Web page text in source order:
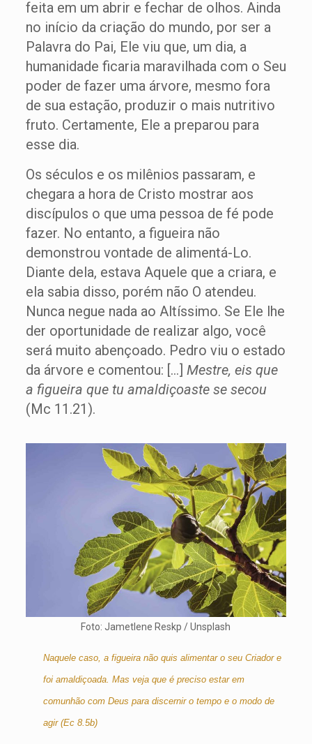
feita em um abrir e fechar de olhos. Ainda
no início da criação do mundo, por ser a
Palavra do Pai, Ele viu que, um dia, a
humanidade ficaria maravilhada com o Seu
poder de fazer uma árvore, mesmo fora
de sua estação, produzir o mais nutritivo
fruto. Certamente, Ele a preparou para
esse dia.
Os séculos e os milênios passaram, e
chegara a hora de Cristo mostrar aos
discípulos o que uma pessoa de fé pode
fazer. No entanto, a figueira não
demonstrou vontade de alimentá-Lo.
Diante dela, estava Aquele que a criara, e
ela sabia disso, porém não O atendeu.
Nunca negue nada ao Altíssimo. Se Ele lhe
der oportunidade de realizar algo, você
será muito abençoado. Pedro viu o estado
da árvore e comentou: […] Mestre, eis que
a figueira que tu amaldiçoaste se secou
(Mc 11.21).
Foto: Jametlene Reskp / Unsplash
Naquele caso, a figueira não quis alimentar o seu Criador e
foi amaldiçoada. Mas veja que é preciso estar em
comunhão com Deus para discernir o tempo e o modo de
agir (Ec 8.5b)